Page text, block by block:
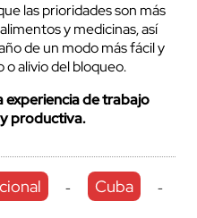
las prioridades son más
y medicinas, así
de un modo más fácil y
alivio del bloqueo.
experiencia de trabajo
productiva.
- Cuba -